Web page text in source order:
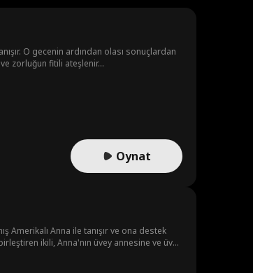
O gecenin ardından olası sonuçlardan
zorluğun fitili ateşlenir...
Oynat
Amerikalı Anna ile tanışır ve ona destek
ikili, Anna'nın üvey annesine ve üvey